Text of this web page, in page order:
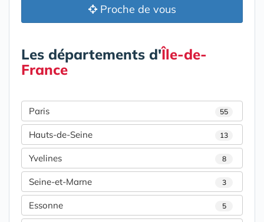
Proche de vous
Les départements d'Île-de-
France
Paris 55
Hauts-de-Seine 13
Yvelines 8
Seine-et-Marne 3
Essonne 5